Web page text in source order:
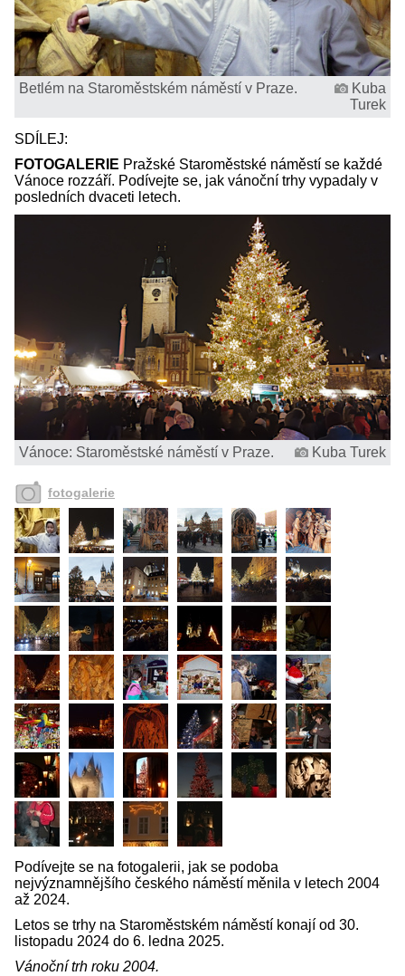
Betlém na Staroměstském náměstí v Praze.
Kuba
Turek
SDÍLEJ:
FOTOGALERIE Pražské Staroměstské náměstí se každé
Vánoce rozzáří. Podívejte se, jak vánoční trhy vypadaly v
posledních dvaceti letech.
Vánoce: Staroměstské náměstí v Praze. Kuba Turek
fotogalerie
Podívejte se na fotogalerii, jak se podoba
nejvýznamnějšího českého náměstí měnila v letech 2004
až 2024.
Letos se trhy na Staroměstském náměstí konají od 30.
listopadu 2024 do 6. ledna 2025.
Vánoční trh roku 2004.